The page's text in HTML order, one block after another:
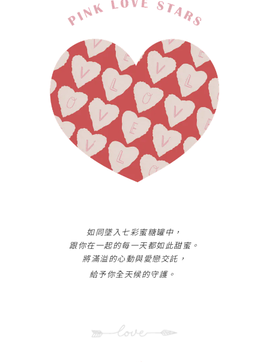
如同墜入七彩蜜糖罐中，
跟你在一起的每一天都如此甜蜜。
將滿溢的心動與愛戀交託，
給予你全天候的守護。